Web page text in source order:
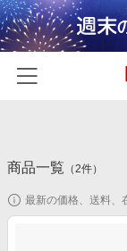
カテゴリー一覧
百貨店・総合ECモ
ファッション・イ
イベント一覧
商品一覧 （2件）
最新の価格、送料、